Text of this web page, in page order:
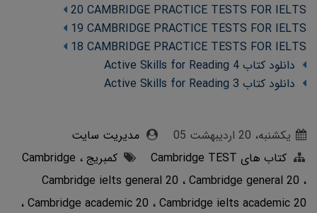
20 CAMBRIDGE PRACTICE TESTS FOR IELTS
19 CAMBRIDGE PRACTICE TESTS FOR IELTS
18 CAMBRIDGE PRACTICE TESTS FOR IELTS
دانلود کتاب Active Skills for Reading 4
دانلود کتاب Active Skills for Reading 3
یکشنبه، 20 ارديبهشت 05
مدیریت سایت
کتاب های Cambridge TEST
کمبریج Cambridge
Cambridge ielts general 20
Cambridge general 20
Cambridge academic 20
Cambridge ielts academic 20